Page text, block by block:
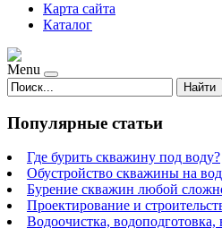
Карта сайта
Каталог
Menu
Найти
Популярные статьи
Где бурить скважину под воду?
Обустройство скважины на
Бурение скважин любой
Проектирование и
Водоочистка,